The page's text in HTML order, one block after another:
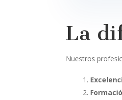
La
Nuestros